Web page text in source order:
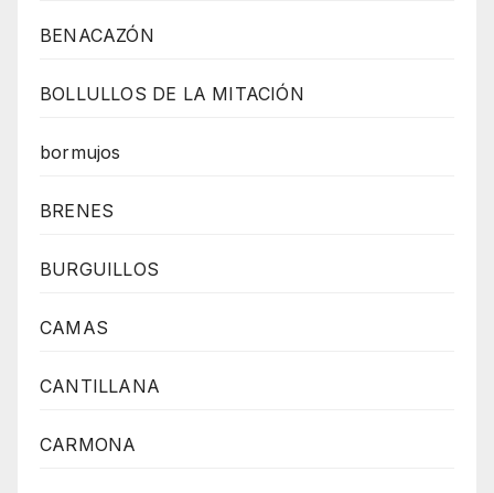
BENACAZÓN
BOLLULLOS DE LA MITACIÓN
bormujos
BRENES
BURGUILLOS
CAMAS
CANTILLANA
CARMONA